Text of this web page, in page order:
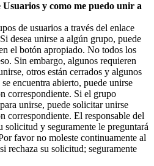
Usuarios y como me puedo unir a
de usuarios a través del enlace
desea unirse a algún grupo, puede
el botón apropiado. No todos los
Sin embargo, algunos requieren
otros están cerrados y algunos
encuentra abierto, puede unirse
correspondiente. Si el grupo
unirse, puede solicitar unirse
correspondiente. El responsable del
solicitud y seguramente le preguntará
favor no moleste continuamente al
rechaza su solicitud; seguramente